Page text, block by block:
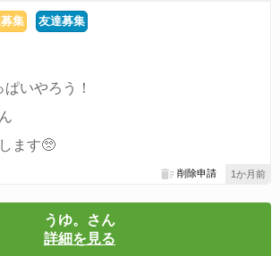
集 友達募集
いやろう！
ます🥺
1か月前
削除申請
うゆ。さん
詳細を見る